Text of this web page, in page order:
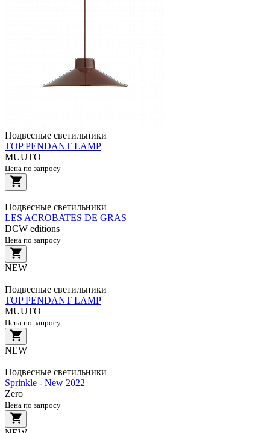
Подвесные светильники
TOP PENDANT LAMP
MUUTO
Цена по запросу
Подвесные светильники
LES ACROBATES DE GRAS
DCW editions
Цена по запросу
NEW
Подвесные светильники
TOP PENDANT LAMP
MUUTO
Цена по запросу
NEW
Подвесные светильники
Sprinkle - New 2022
Zero
Цена по запросу